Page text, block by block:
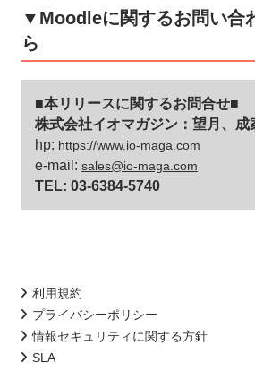
▼Moodleに関するお問い合
ら
■本リリースに関するお問合せ■
株式会社イオマガジン：望月、成
hp: https://www.io-maga.com
e-mail: sales@io-maga.com
TEL: 03-6384-5740
利用規約
プライバシーポリシー
情報セキュリティに関する方針
SLA